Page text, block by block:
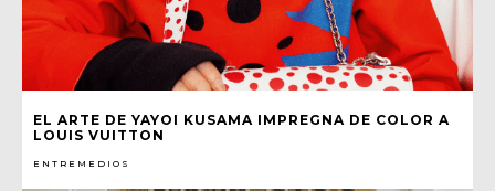
EL ARTE DE YAYOI KUSAMA IMPREGNA DE COLOR A
LOUIS VUITTON
ENTREMEDIOS